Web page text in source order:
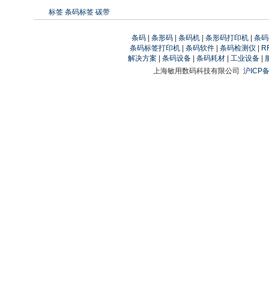
标签 条码标签 碳带
条码 条形码 条码机 条形码打印机
条
条码标签打印机| 条码软件| 条码检测仪
解决方案
条码设备 条码耗材 工业设备
上海敏用数码科技有限公司 沪ICP